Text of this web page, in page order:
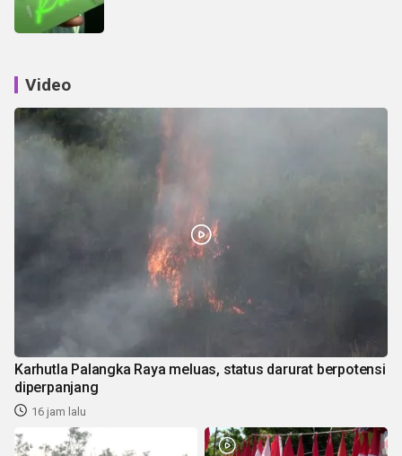
Video
Karhutla Palangka Raya meluas, status darurat berpotensi
diperpanjang
16 jam lalu